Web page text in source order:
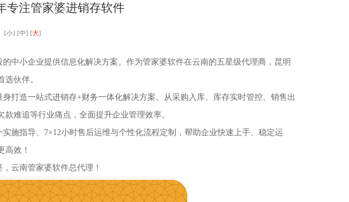
注管家婆进销存软件
[小] [中] [大]
小企业提供信息化解决方案。作为管家婆软件在云南的五星级代理商，昆明
伙伴。
造一站式进销存+财务一体化解决方案。从采购入库、库存实时管控、销售出
难追等行业痛点，全面提升企业管理效率。
指导、7×12小时售后运维与个性化流程定制，帮助企业快速上手、稳定运
高效！
云南管家婆软件总代理！